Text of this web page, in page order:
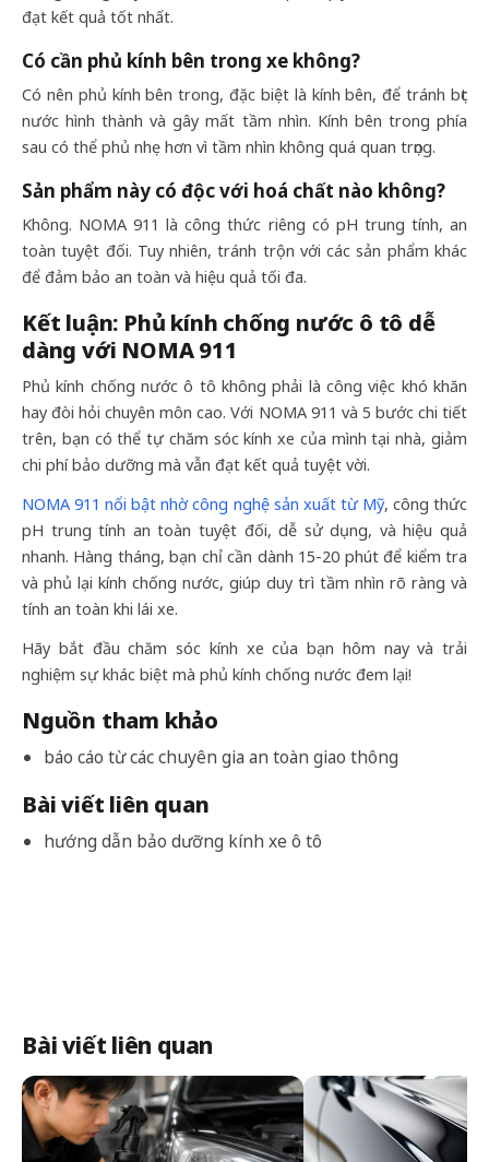
đạt kết quả tốt nhất.
Có cần phủ kính bên trong xe không?
Có nên phủ kính bên trong, đặc biệt là kính bên, để tránh bọt
nước hình thành và gây mất tầm nhìn. Kính bên trong phía
sau có thể phủ nhẹ hơn vì tầm nhìn không quá quan trọng.
Sản phẩm này có độc với hoá chất nào không?
Không. NOMA 911 là công thức riêng có pH trung tính, an
toàn tuyệt đối. Tuy nhiên, tránh trộn với các sản phẩm khác
để đảm bảo an toàn và hiệu quả tối đa.
Kết luận: Phủ kính chống nước ô tô dễ
dàng với NOMA 911
Phủ kính chống nước ô tô không phải là công việc khó khăn
hay đòi hỏi chuyên môn cao. Với NOMA 911 và 5 bước chi tiết
trên, bạn có thể tự chăm sóc kính xe của mình tại nhà, giảm
chi phí bảo dưỡng mà vẫn đạt kết quả tuyệt vời.
NOMA 911 nổi bật nhờ công nghệ sản xuất từ Mỹ, công thức
pH trung tính an toàn tuyệt đối, dễ sử dụng, và hiệu quả
nhanh. Hàng tháng, bạn chỉ cần dành 15-20 phút để kiểm tra
và phủ lại kính chống nước, giúp duy trì tầm nhìn rõ ràng và
tính an toàn khi lái xe.
Hãy bắt đầu chăm sóc kính xe của bạn hôm nay và trải
nghiệm sự khác biệt mà phủ kính chống nước đem lại!
Nguồn tham khảo
báo cáo từ các chuyên gia an toàn giao thông
Bài viết liên quan
hướng dẫn bảo dưỡng kính xe ô tô
Bài viết liên quan